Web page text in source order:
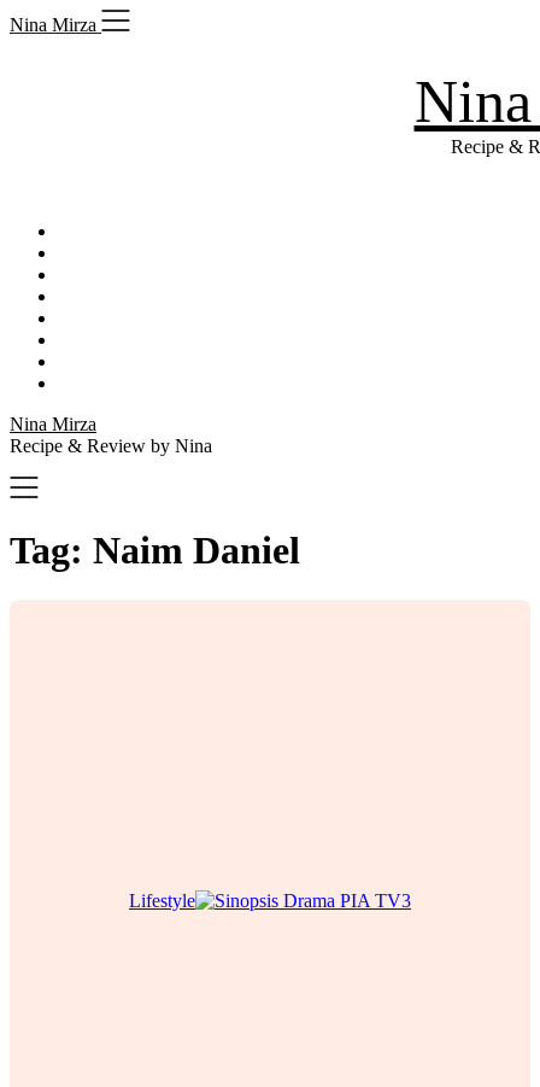
Skip
to
Nina Mirza
Recipe &
Nina Mirza
Recipe & Review by Nina
Tag: Naim Daniel
Lifestyle